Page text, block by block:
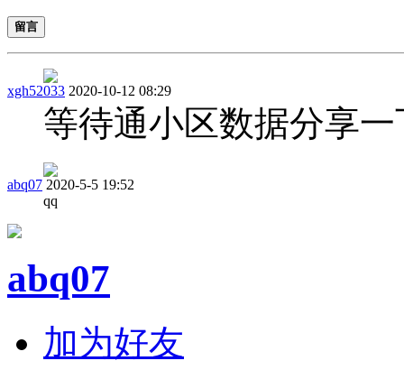
留言
xgh52033 2020-10-12 08:29
等待通小区数据分享
abq07 2020-5-5 19:52
qq
abq07
加为好友